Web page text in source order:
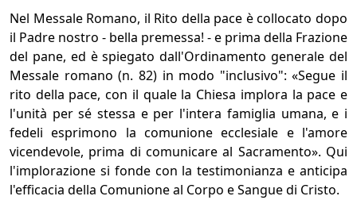
Nel Messale Romano, il Rito della pace è collocato dopo
il Padre nostro - bella premessa! - e prima della Frazione
del pane, ed è spiegato dall'Ordinamento generale del
Messale romano (n. 82) in modo "inclusivo": «Segue il
rito della pace, con il quale la Chiesa implora la pace e
l'unità per sé stessa e per l'intera famiglia umana, e i
fedeli esprimono la comunione ecclesiale e l'amore
vicendevole, prima di comunicare al Sacramento». Qui
l'implorazione si fonde con la testimonianza e anticipa
l'efficacia della Comunione al Corpo e Sangue di Cristo.